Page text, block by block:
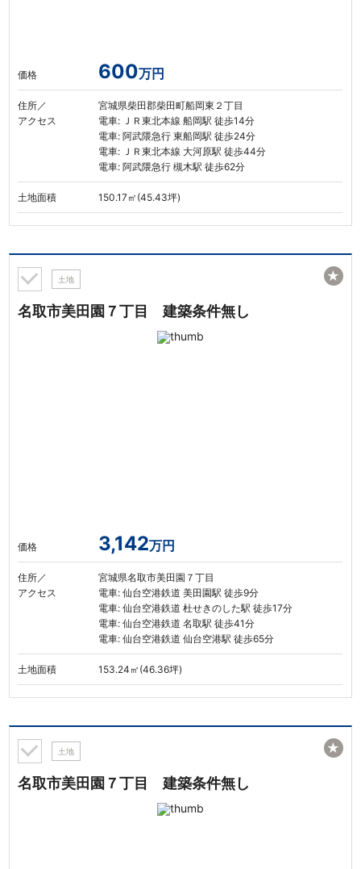
価格 600万円
住所／
アクセス
宮城県柴田郡柴田町船岡東２丁目
電車: ＪＲ東北本線 船岡駅 徒歩14分
電車: 阿武隈急行 東船岡駅 徒歩24分
電車: ＪＲ東北本線 大河原駅 徒歩44分
電車: 阿武隈急行 槻木駅 徒歩62分
土地面積 150.17㎡(45.43坪)
土地
名取市美田園７丁目 建築条件無し
価格 3,142万円
住所／
アクセス
宮城県名取市美田園７丁目
電車: 仙台空港鉄道 美田園駅 徒歩9分
電車: 仙台空港鉄道 杜せきのした駅 徒歩17分
電車: 仙台空港鉄道 名取駅 徒歩41分
電車: 仙台空港鉄道 仙台空港駅 徒歩65分
土地面積 153.24㎡(46.36坪)
★
土地
名取市美田園７丁目 建築条件無し
★